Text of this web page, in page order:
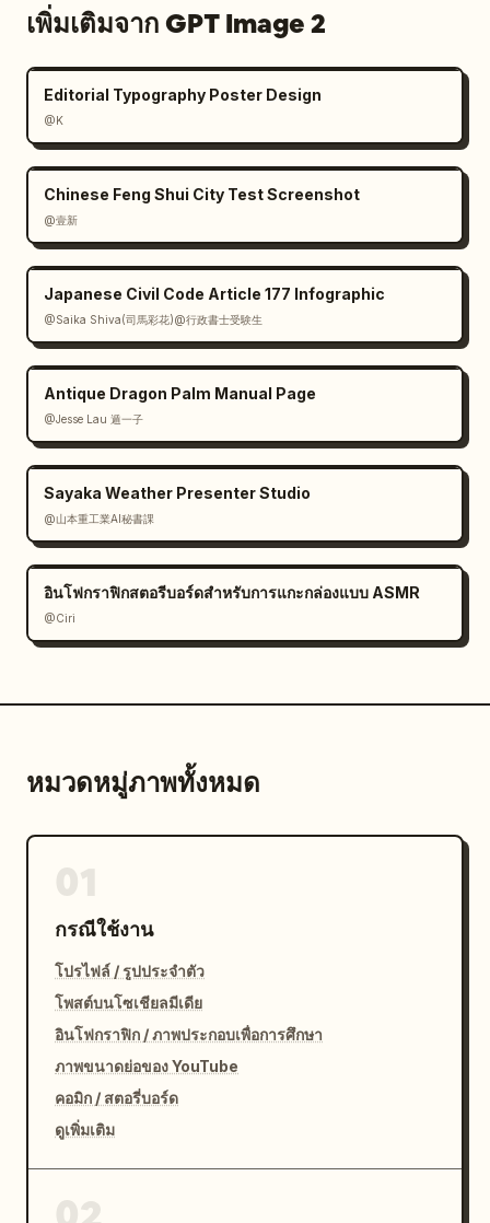
เพิ่มเติมจาก GPT Image 2
Editorial Typography Poster Design
@K
Chinese Feng Shui City Test Screenshot
@壹新
Japanese Civil Code Article 177 Infographic
@Saika Shiva(司馬彩花)@行政書士受験生
Antique Dragon Palm Manual Page
@Jesse Lau 遁一子
Sayaka Weather Presenter Studio
@山本重工業AI秘書課
อินโฟกราฟิกสตอรีบอร์ดสำหรับการแกะกล่องแบบ ASMR
@Ciri
หมวดหมู่ภาพทั้งหมด
กรณีใช้งาน
โปรไฟล์ / รูปประจำตัว
โพสต์บนโซเชียลมีเดีย
อินโฟกราฟิก / ภาพประกอบเพื่อการศึกษา
ภาพขนาดย่อของ YouTube
คอมิก / สตอรี่บอร์ด
ดูเพิ่มเติม